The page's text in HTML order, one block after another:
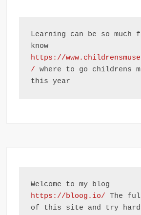
Learning can be so much
https://
/ where to go childrens
this year
https://bloog.io/ The
of this site and try hard